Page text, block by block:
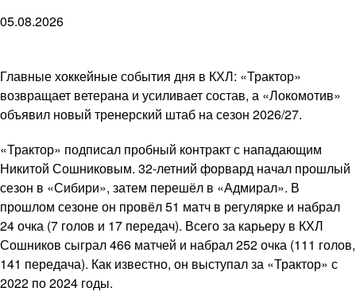
05.08.2026
Главные хоккейные события дня в КХЛ: «Трактор»
возвращает ветерана и усиливает состав, а «Локомотив»
объявил новый тренерский штаб на сезон 2026/27.
«Трактор» подписал пробный контракт с нападающим
Никитой Сошниковым. 32-летний форвард начал прошлый
сезон в «Сибири», затем перешёл в «Адмирал». В
прошлом сезоне он провёл 51 матч в регулярке и набрал
24 очка (7 голов и 17 передач). Всего за карьеру в КХЛ
Сошников сыграл 466 матчей и набрал 252 очка (111 голов,
141 передача). Как известно, он выступал за «Трактор» с
2022 по 2024 годы.